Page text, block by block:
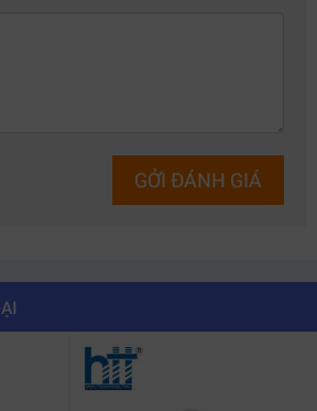
GỞI ĐÁNH GIÁ